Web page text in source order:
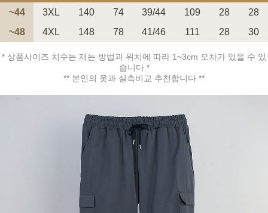
~44 3XL 140 74 39/44 109 28
28
~48
4XL 148 78 41/46 111 28 30
* 상품사이즈 치수는 재는 방법과 위치에 따라 1~3cm 오차가 있을 수 있
습니다 *
** 본인의 옷과 실측비교 추천합니다 **